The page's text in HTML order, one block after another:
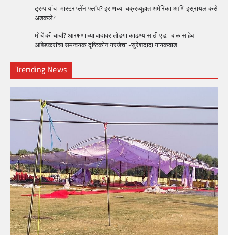
ट्रम्प यांचा मास्टर प्लॅन फ्लॉप? इराणच्या चक्रव्यूहात अमेरिका आणि इस्रायल कसे
अडकले?
मोर्चे की चर्चा? आरक्षणाच्या वादावर तोडगा काढण्यासाठी एड. बाळासाहेब
आंबेडकरांचा समन्वयक दृष्टिकोन गरजेचा -सुरेशदादा गायकवाड
Trending News